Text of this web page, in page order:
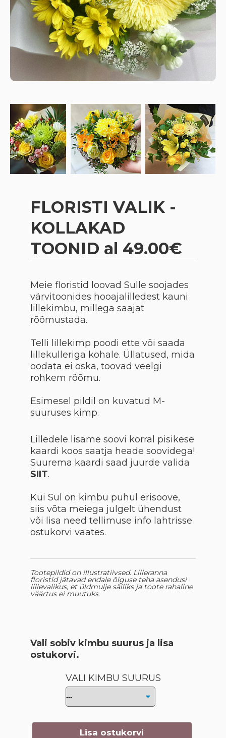
FLORISTI VALIK -
KOLLAKAD
TOONID al 49.00€
Meie floristid loovad Sulle soojades
värvitoonides hooajalilledest kauni
lillekimbu, millega saajat
rõõmustada.
Telli lillekimp poodi ette või saada
lillekulleriga kohale. Üllatused, mida
oodata ei oska, toovad veelgi
rohkem rõõmu.
Esimesel pildil on kuvatud M-
suuruses kimp.
Lilledele lisame soovi korral pisikese
kaardi koos saatja heade soovidega!
Suurema kaardi saad juurde valida
SIIT.
Kui Sul on kimbu puhul erisoove,
siis võta meiega julgelt ühendust
või lisa need tellimuse info lahtrisse
ostukorvi vaates.
Tootepildid on illustratiivsed. Lilleranna
floristid jätavad endale õiguse teha asendusi
lillevalikus, et üldmulje säiliks ja toote rahaline
väärtus ei muutuks.
Vali sobiv kimbu suurus ja lisa
ostukorvi.
VALI KIMBU SUURUS
Lisa ostukorvi